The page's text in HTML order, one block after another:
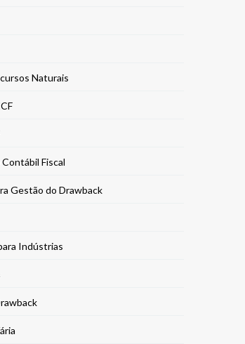
Naturais
Fiscal
Gestão do Drawback
Indústrias